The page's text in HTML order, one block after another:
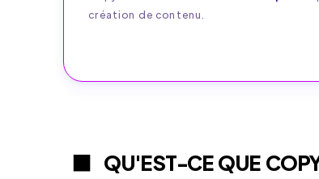
création de contenu.
QU'EST-CE QUE